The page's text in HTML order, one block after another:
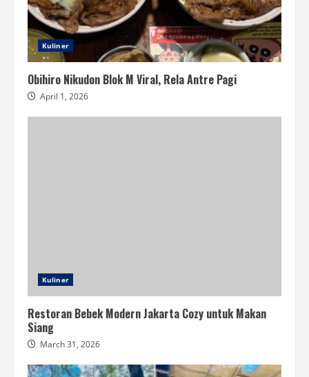
Kuliner
Obihiro Nikudon Blok M Viral, Rela Antre Pagi
April 1, 2026
Kuliner
Restoran Bebek Modern Jakarta Cozy untuk Makan
Siang
March 31, 2026